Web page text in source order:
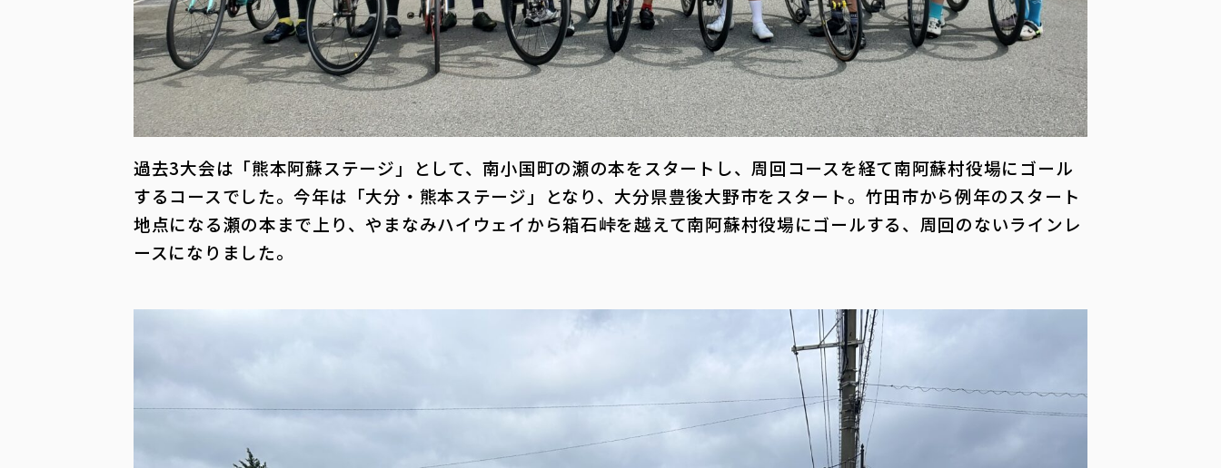
過去3大会は「熊本阿蘇ステージ」として、南小国町の瀬の本をスタートし、周回コースを経て南阿蘇村役場にゴール
するコースでした。今年は「大分・熊本ステージ」となり、大分県豊後大野市をスタート。竹田市から例年のスタート
地点になる瀬の本まで上り、やまなみハイウェイから箱石峠を越えて南阿蘇村役場にゴールする、周回のないラインレ
ースになりました。